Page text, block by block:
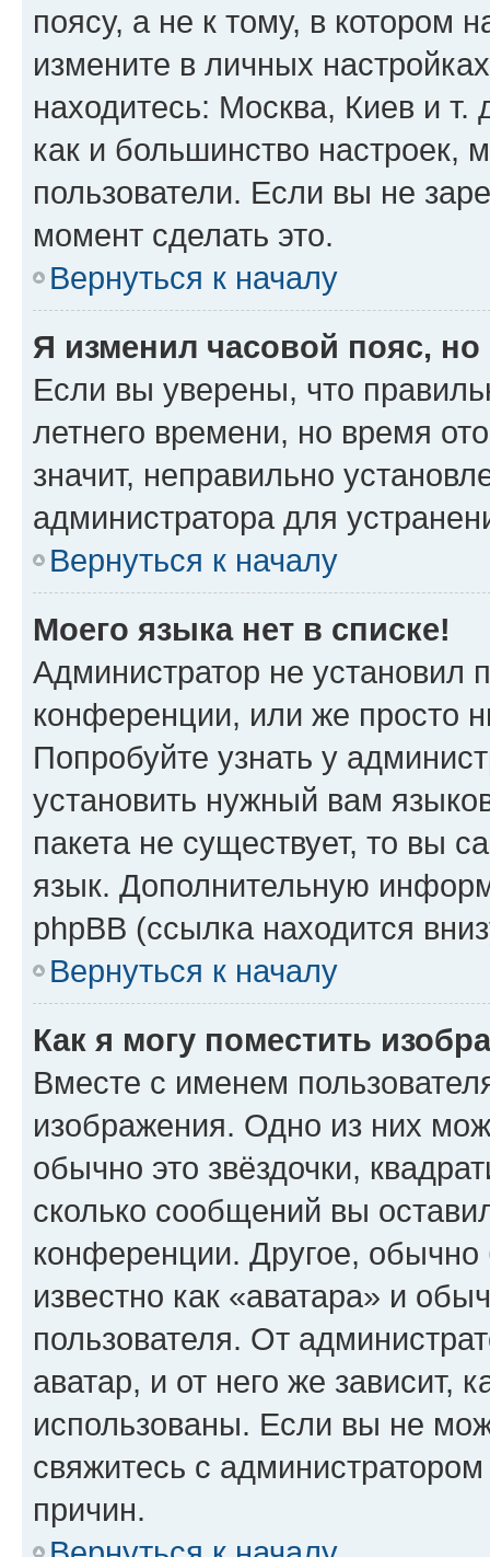
поясу, а не к тому, в котором
измените в личных
находитесь: Москва, Киев и т.
как и большинство настроек,
пользователи. Если вы не
момент сделать это.
Вернуться к началу
Я изменил часовой пояс,
Если вы уверены, что
летнего времени, но время
значит, неправильно
администратора для
Вернуться к началу
Моего языка нет в списке!
Администратор не установил
конференции, или же просто
Попробуйте узнать у
установить нужный вам
пакета не существует, то вы
язык. Дополнительную
phpBB (ссылка находится
Вернуться к началу
Как я могу поместить
Вместе с именем
изображения. Одно из них
обычно это звёздочки,
сколько сообщений вы
конференции. Другое,
известно как «аватара» и
пользователя. От
аватар, и от него же зависит,
использованы. Если вы не
свяжитесь с
причин.